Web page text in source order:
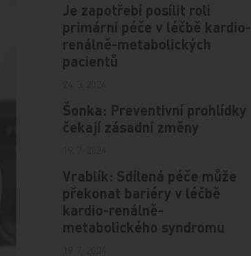
Je zapotřebí posílit roli
primární péče v léčbě kardio-
renálně-metabolických
pacientů
Šonka: Preventivní prohlídky
čekají zásadní změny
Vrablík: Sdílená péče může
překonat bariéry v léčbě
kardio-renálně-
metabolického syndromu